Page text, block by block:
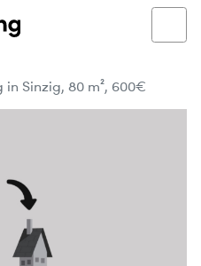
Sinzig, 80 m², 600€